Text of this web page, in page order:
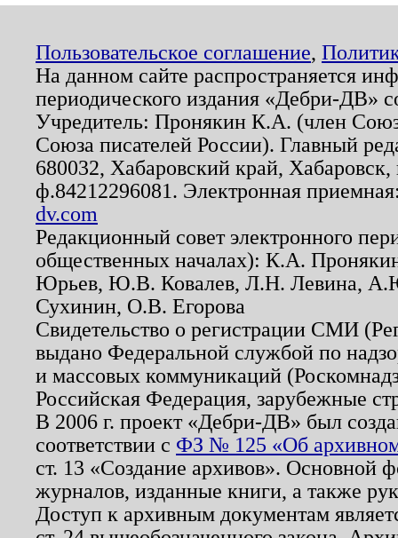
Пользовательское соглашение,
На данном сайте распространяется
периодического издания «Дебри-ДВ»
Учредитель: Пронякин К.А. (член
Союза писателей России). Главный
680032, Хабаровский край,
ф.84212296081. Электронная
dv.com
Редакционный совет электронного
общественных началах): К.А.
Юрьев, Ю.В. Ковалев, Л.Н. Левина,
Сухинин, О.В. Егорова
Свидетельство о регистрации СМИ
выдано Федеральной службой по
и массовых коммуникаций
Российская Федерация, зарубежные
В 2006 г. проект «Дебри-ДВ» был
соответствии с ФЗ № 125 «Об
ст. 13 «Создание архивов». Основной
журналов, изданные книги, а также
Доступ к архивным документам